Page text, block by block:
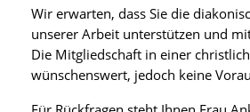
Wir erwarten, dass Sie die
unserer Arbeit unterstützen und
Die Mitgliedschaft in einer
wünschenswert, jedoch keine